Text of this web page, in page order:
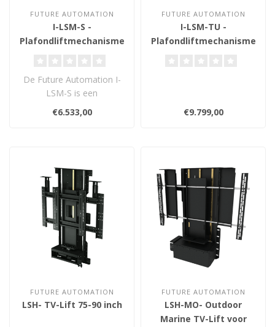
FUTURE AUTOMATION
I-LSM-S -
Plafondliftmechanisme
De Future Automation I-
LSM-S is een
gemotoriseerde,
omgekeerde TV-lift met
€6.533,00
FUTURE AUTOMATION
I-LSM-TU -
Plafondliftmechanisme
€9.799,00
FUTURE AUTOMATION
LSH- TV-Lift 75-90 inch
FUTURE AUTOMATION
LSH-MO- Outdoor
Marine TV-Lift voor